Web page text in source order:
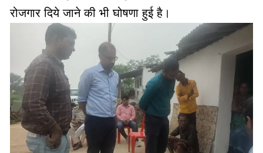
रोजगार दिये जाने की भी घोषणा हुई है।